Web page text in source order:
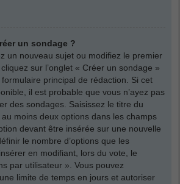
un sondage ?
un nouveau sujet ou modifiez le premier
sur l’onglet « Créer un sondage »
principal de rédaction. Si cet
il est probable que vous n’ayez pas
des sondages. Saisissez le titre du
moins deux options dans les champs
devant être insérée sur une nouvelle
le nombre d’options que les
en modifiant, lors du vote, le
par utilisateur ». Vous pouvez
limite de temps en jours et autoriser